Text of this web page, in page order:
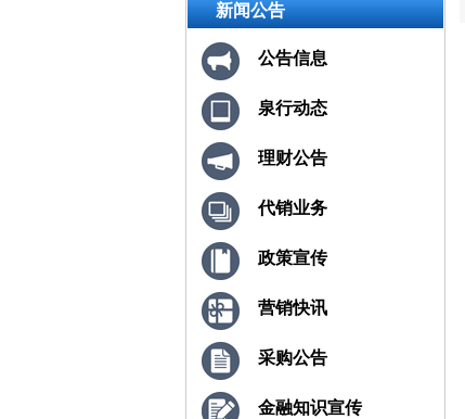
新闻公告
公告信息
泉行动态
理财公告
代销业务
政策宣传
营销快讯
采购公告
金融知识宣传